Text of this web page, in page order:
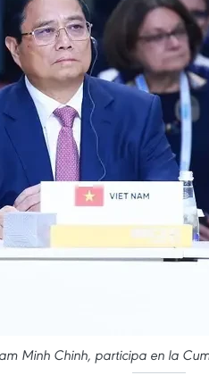
Minh Chinh, participa en la